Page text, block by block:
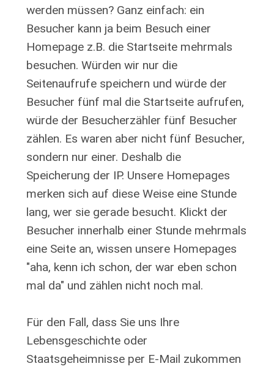
werden müssen? Ganz einfach: ein
Besucher kann ja beim Besuch einer
Homepage z.B. die Startseite mehrmals
besuchen. Würden wir nur die
Seitenaufrufe speichern und würde der
Besucher fünf mal die Startseite aufrufen,
würde der Besucherzähler fünf Besucher
zählen. Es waren aber nicht fünf Besucher,
sondern nur einer. Deshalb die
Speicherung der IP. Unsere Homepages
merken sich auf diese Weise eine Stunde
lang, wer sie gerade besucht. Klickt der
Besucher innerhalb einer Stunde mehrmals
eine Seite an, wissen unsere Homepages
"aha, kenn ich schon, der war eben schon
mal da" und zählen nicht noch mal.
Für den Fall, dass Sie uns Ihre
Lebensgeschichte oder
Staatsgeheimnisse per E-Mail zukommen